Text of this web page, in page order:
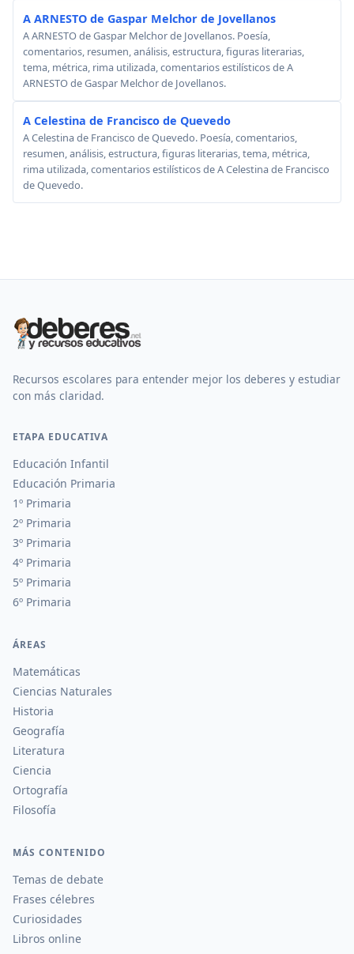
A ARNESTO de Gaspar Melchor de Jovellanos
A ARNESTO de Gaspar Melchor de Jovellanos. Poesía,
comentarios, resumen, análisis, estructura, figuras literarias,
tema, métrica, rima utilizada, comentarios estilísticos de A
ARNESTO de Gaspar Melchor de Jovellanos.
A Celestina de Francisco de Quevedo
A Celestina de Francisco de Quevedo. Poesía, comentarios,
resumen, análisis, estructura, figuras literarias, tema, métrica,
rima utilizada, comentarios estilísticos de A Celestina de Francisco
de Quevedo.
Recursos escolares para entender mejor los deberes y estudiar
con más claridad.
ETAPA EDUCATIVA
Educación Infantil
Educación Primaria
1º Primaria
2º Primaria
3º Primaria
4º Primaria
5º Primaria
6º Primaria
ÁREAS
Matemáticas
Ciencias Naturales
Historia
Geografía
Literatura
Ciencia
Ortografía
Filosofía
MÁS CONTENIDO
Temas de debate
Frases célebres
Curiosidades
Libros online